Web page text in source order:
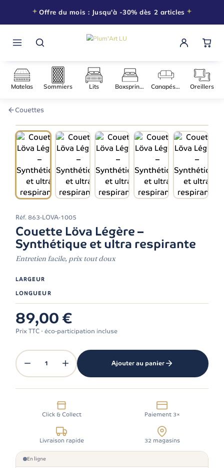
Offre du mois : Jusqu'à -30% dès 2 articles
Matelas
Couettes
−30% DÈS 2 ARTICLES
140 × 200
Réf. 863-LOVA-1005
Couette Löva Légère –
Synthétique et ultra respirante
Entretien facile, prix tout doux
LARGEUR
LONGUEUR
89,00 €
Prix TTC · éco-participation incluse
1 Ajouter au panier
Click & Collect Paiement 3×
Livraison rapide 32 magasins
En ligne